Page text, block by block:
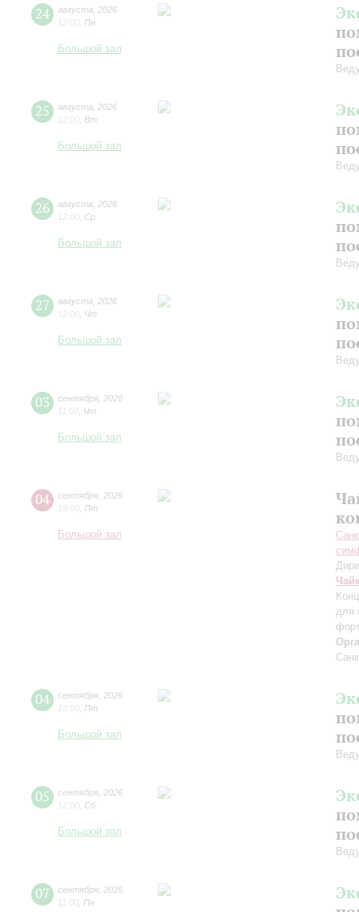
24 августа
2026
12:00 Пн
Большой зал
25 августа
2026
12:00 Вт
Большой зал
26 августа
2026
12:00 Ср
Большой зал
27 августа
2026
12:00 Чт
Большой зал
03 сентября 2026
11:00 Чт
Большой зал
04 сентября 2026
19:00 Пт
Большой зал
для
04 сентября 2026
12:00 Пт
Большой зал
05 сентября 2026
12:00 Сб
Большой зал
07 сентября 2026
11:00 Пн